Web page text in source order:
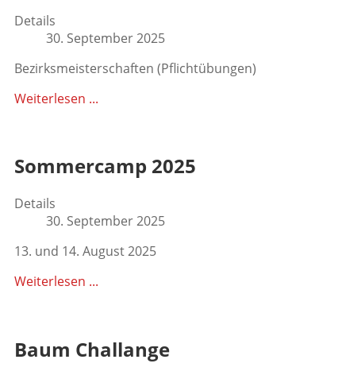
Details
30. September 2025
Bezirksmeisterschaften (Pflichtübungen)
Weiterlesen ...
Sommercamp 2025
Details
30. September 2025
13. und 14. August 2025
Weiterlesen ...
Baum Challange